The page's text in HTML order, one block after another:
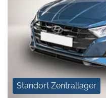
Standort Zentrallager